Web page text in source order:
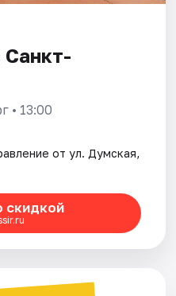
Санкт-
• 13:00
от ул. Думская,
скидкой